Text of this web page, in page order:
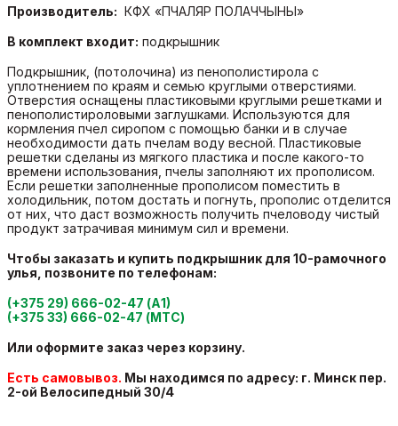
Производитель: КФХ «ПЧАЛЯР ПОЛАЧЧЫНЫ»
В комплект входит: подкрышник
Подкрышник, (потолочина) из пенополистирола с
уплотнением по краям и семью круглыми отверстиями.
Отверстия оснащены пластиковыми круглыми решетками и
пенополистироловыми заглушками. Используются для
кормления пчел сиропом с помощью банки и в случае
необходимости дать пчелам воду весной. Пластиковые
решетки сделаны из мягкого пластика и после какого-то
времени использования, пчелы заполняют их прополисом.
Если решетки заполненные прополисом поместить в
холодильник, потом достать и погнуть, прополис отделится
от них, что даст возможность получить пчеловоду чистый
продукт затрачивая минимум сил и времени.
Чтобы заказать и купить подкрышник для 10-рамочного
улья , позвоните по телефонам:
(+375 29) 666-02-47 (А1)
(+375 33) 666-02-47 (МТС)
Или оформите заказ через корзину.
Есть самовывоз. Мы находимся по адресу: г. Минск пер.
2-ой Велосипедный 30/4